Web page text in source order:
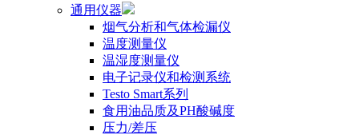
通用仪器
烟气分析和气体检漏仪
温度测量仪
温湿度测量仪
电子记录仪和检测系统
Testo Smart系列
食用油品质及PH酸碱度
压力/差压